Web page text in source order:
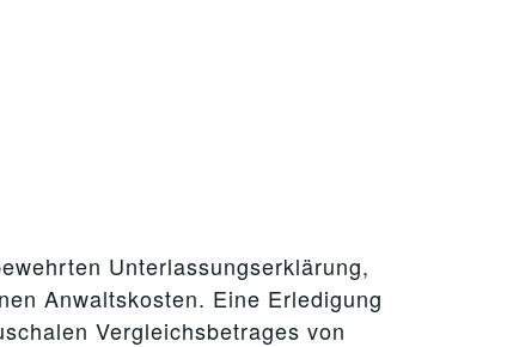
Unterlassungserklärung,
Anwaltskosten. Eine Erledigung
Vergleichsbetrages von